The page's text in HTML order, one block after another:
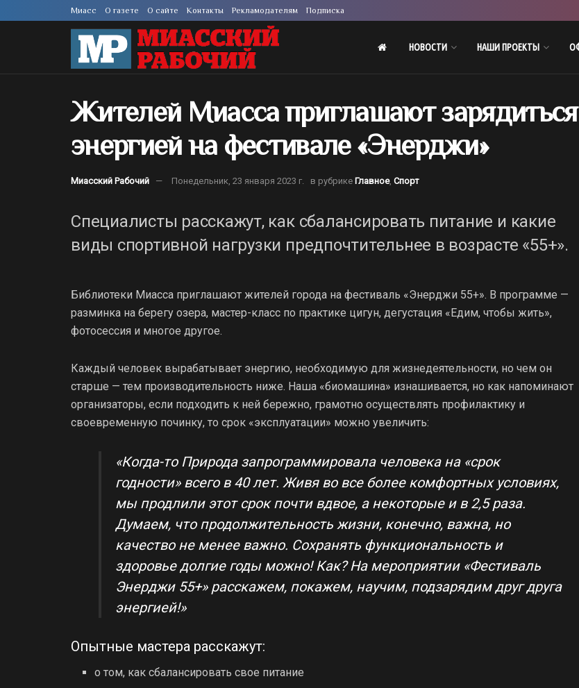
Миасс О газете О сайте Контакты Рекламодателям Подписка
НОВОСТИ НАШИ ПРОЕКТЫ
Жителей Миасса приглашают зарядиться
энергией на фестивале «Энерджи»
Миасский Рабочий Понедельник, 23 января 2023 г. в рубрике Главное, Спорт
Специалисты расскажут, как сбалансировать питание и какие
виды спортивной нагрузки предпочтительнее в возрасте «55+».
Библиотеки Миасса приглашают жителей города на фестиваль «Энерджи 55+». В программе —
разминка на берегу озера, мастер-класс по практике цигун, дегустация «Едим, чтобы жить»,
фотосессия и многое другое.
Каждый человек вырабатывает энергию, необходимую для жизнедеятельности, но чем он
старше — тем производительность ниже. Наша «биомашина» изнашивается, но как напоминают
организаторы, если подходить к ней бережно, грамотно осуществлять профилактику и
своевременную починку, то срок «эксплуатации» можно увеличить:
«Когда-то Природа запрограммировала человека на «срок
годности» всего в 40 лет. Живя во все более комфортных условиях,
мы продлили этот срок почти вдвое, а некоторые и в 2,5 раза.
Думаем, что продолжительность жизни, конечно, важна, но
качество не менее важно. Сохранять функциональность и
здоровье долгие годы можно! Как? На мероприятии «Фестиваль
Энерджи 55+» расскажем, покажем, научим, подзарядим друг друга
энергией!»
Опытные мастера расскажут:
о том, как сбалансировать свое питание